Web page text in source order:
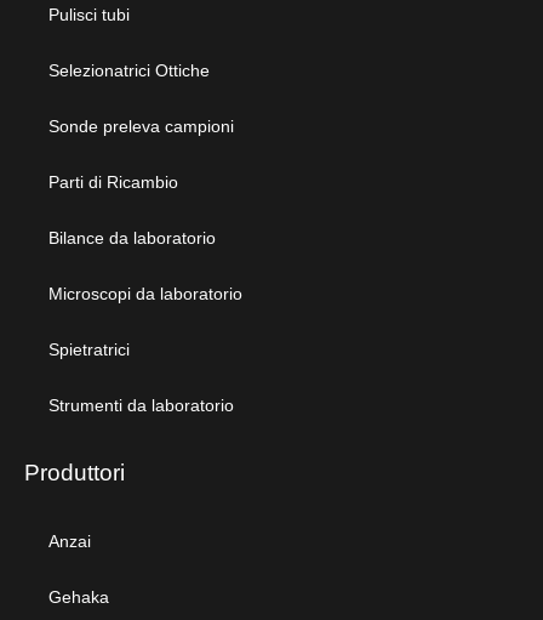
Pulisci tubi
Selezionatrici Ottiche
Sonde preleva campioni
Parti di Ricambio
Bilance da laboratorio
Microscopi da laboratorio
Spietratrici
Strumenti da laboratorio
Produttori
Anzai
Gehaka